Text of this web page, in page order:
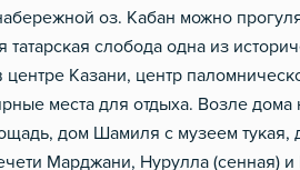
оз. Кабан можно
татарская слобода одна из
центре Казани, центр
места для отдыха. Возле дома
дом Шамиля с музеем тукая,
Марджани, Нурулла (сенная) и